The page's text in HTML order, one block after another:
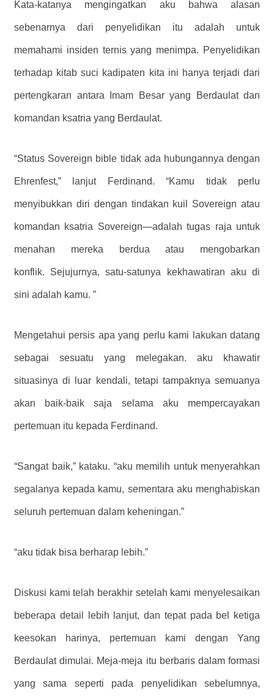
Kata-katanya mengingatkan aku bahwa alasan
sebenarnya dari penyelidikan itu adalah untuk
memahami insiden ternis yang menimpa. Penyelidikan
terhadap kitab suci kadipaten kita ini hanya terjadi dari
pertengkaran antara Imam Besar yang Berdaulat dan
komandan ksatria yang Berdaulat.
“Status Sovereign bible tidak ada hubungannya dengan
Ehrenfest,” lanjut Ferdinand. “Kamu tidak perlu
menyibukkan diri dengan tindakan kuil Sovereign atau
komandan ksatria Sovereign—adalah tugas raja untuk
menahan mereka berdua atau mengobarkan
konflik. Sejujurnya, satu-satunya kekhawatiran aku di
sini adalah kamu. ”
Mengetahui persis apa yang perlu kami lakukan datang
sebagai sesuatu yang melegakan. aku khawatir
situasinya di luar kendali, tetapi tampaknya semuanya
akan baik-baik saja selama aku mempercayakan
pertemuan itu kepada Ferdinand.
“Sangat baik,” kataku. “aku memilih untuk menyerahkan
segalanya kepada kamu, sementara aku menghabiskan
seluruh pertemuan dalam keheningan.”
“aku tidak bisa berharap lebih.”
Diskusi kami telah berakhir setelah kami menyelesaikan
beberapa detail lebih lanjut, dan tepat pada bel ketiga
keesokan harinya, pertemuan kami dengan Yang
Berdaulat dimulai. Meja-meja itu berbaris dalam formasi
yang sama seperti pada penyelidikan sebelumnya,